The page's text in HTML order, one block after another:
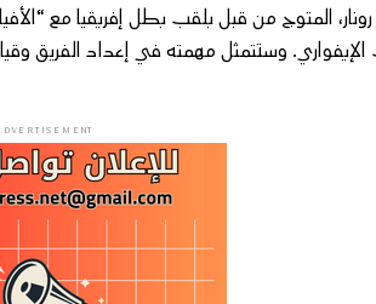
وستتمثل مهمته في إعداد الفريق